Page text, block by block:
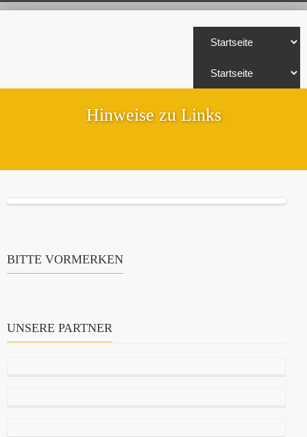
Hinweise zu Links
BITTE VORMERKEN
UNSERE PARTNER